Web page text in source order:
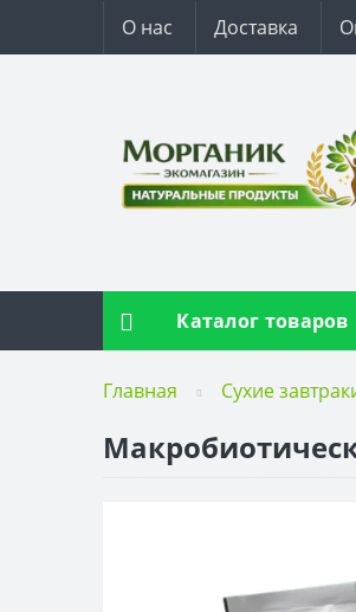
О нас Доставка
Каталог товаров
Главная Сухие